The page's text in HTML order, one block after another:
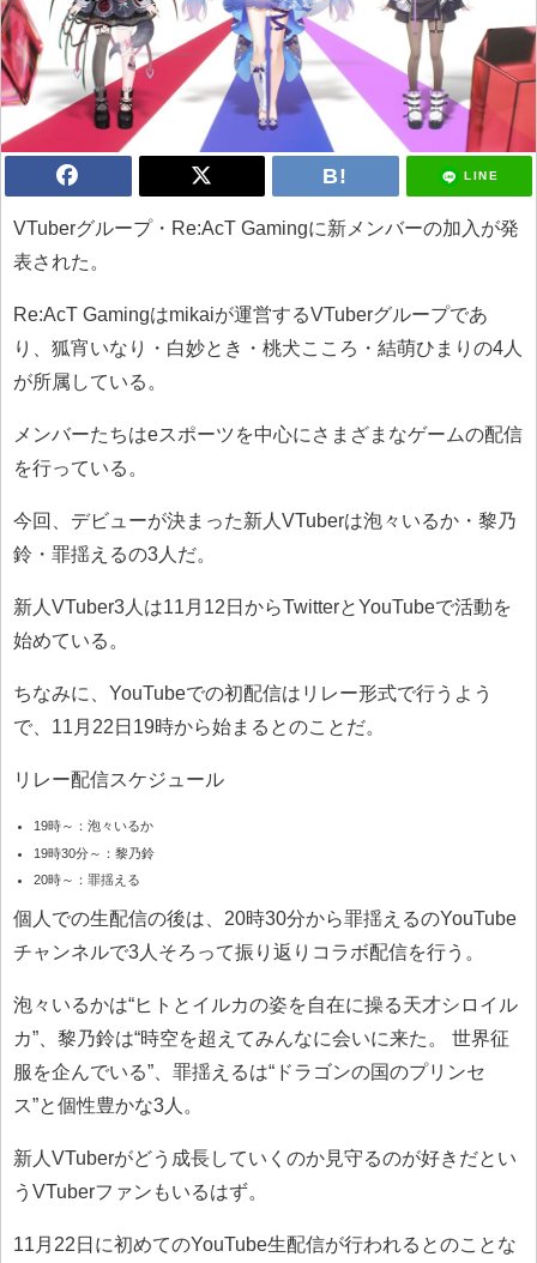
LINE
VTuberグループ・Re:AcT Gamingに新メンバーの加入が発
表された。
Re:AcT Gamingはmikaiが運営するVTuberグループであ
り、狐宵いなり・白妙とき・桃犬こころ・結萌ひまりの4人
が所属している。
メンバーたちはeスポーツを中心にさまざまなゲームの配信
を行っている。
今回、デビューが決まった新人VTuberは泡々いるか・黎乃
鈴・罪揺えるの3人だ。
新人VTuber3人は11月12日からTwitterとYouTubeで活動を
始めている。
ちなみに、YouTubeでの初配信はリレー形式で行うよう
で、11月22日19時から始まるとのことだ。
リレー配信スケジュール
19時～：泡々いるか
19時30分～：黎乃鈴
20時～：罪揺える
個人での生配信の後は、20時30分から罪揺えるのYouTube
チャンネルで3人そろって振り返りコラボ配信を行う。
泡々いるかは“ヒトとイルカの姿を自在に操る天才シロイル
カ”、黎乃鈴は“時空を超えてみんなに会いに来た。 世界征
服を企んでいる”、罪揺えるは“ドラゴンの国のプリンセ
ス”と個性豊かな3人。
新人VTuberがどう成長していくのか見守るのが好きだとい
うVTuberファンもいるはず。
11月22日に初めてのYouTube生配信が行われるとのことな